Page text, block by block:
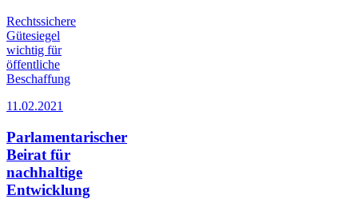
Rechtssichere
Gütesiegel
wichtig für
öffentliche
Beschaffung
11.02.2021
Parlamentarischer
Beirat für
nachhaltige
Entwicklung